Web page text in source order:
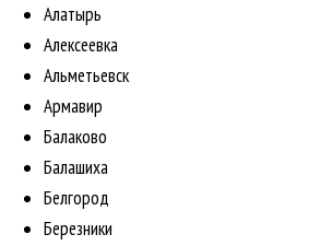
Алатырь
Алексеевка
Альметьевск
Армавир
Балаково
Балашиха
Белгород
Березники